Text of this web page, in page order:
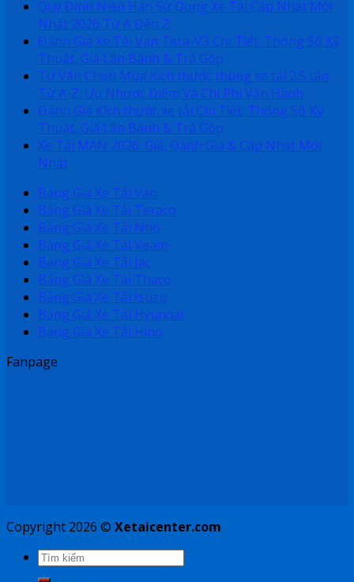
Quy Định Niên Hạn Sử Dụng Xe Tải Cập Nhật Mới
Nhất 2026 Từ A Đến Z
Đánh Giá Xe Tải Van Tera-V3 Chi Tiết: Thông Số Kỹ
Thuật, Giá Lăn Bánh & Trả Góp
Tư Vấn Chọn Mua Kích thước thùng xe tải 2.5 tấn
Từ A-Z: Ưu Nhược Điểm Và Chi Phí Vận Hành
Đánh Giá Kích thước xe tải Chi Tiết: Thông Số Kỹ
Thuật, Giá Lăn Bánh & Trả Góp
Xe Tải MAN 2026: Giá, Đánh Giá & Cập Nhật Mới
Nhất
Bảng Giá Xe Tải Van
Bảng Giá Xe Tải Teraco
Bảng Giá Xe Tải Nhỏ
Bảng Giá Xe Tải Veam
Bảng Giá Xe Tải Jac
Bảng Giá Xe Tải Thaco
Bảng Giá Xe Tải Isuzu
Bảng Giá Xe Tải Hyundai
Bảng Giá Xe Tải Hino
Fanpage
Copyright 2026 © Xetaicenter.com